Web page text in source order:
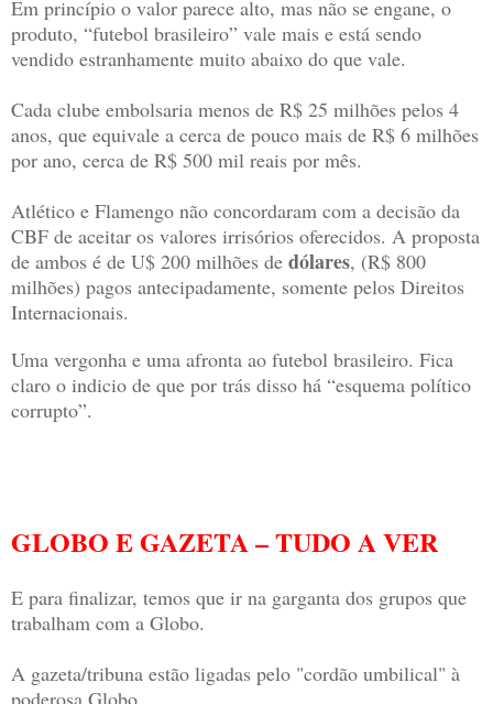
Em princípio o valor parece alto, mas não se engane, o
produto, “futebol brasileiro” vale mais e está sendo
vendido estranhamente muito abaixo do que vale.
Cada clube embolsaria menos de R$ 25 milhões pelos 4
anos, que equivale a cerca de pouco mais de R$ 6 milhões
por ano, cerca de R$ 500 mil reais por mês.
Atlético e Flamengo não concordaram com a decisão da
CBF de aceitar os valores irrisórios oferecidos. A proposta
de ambos é de U$ 200 milhões de dólares, (R$ 800
milhões) pagos antecipadamente, somente pelos Direitos
Internacionais.
Uma vergonha e uma afronta ao futebol brasileiro. Fica
claro o indicio de que por trás disso há “esquema político
corrupto”.
GLOBO E GAZETA – TUDO A VER
E para finalizar, temos que ir na garganta dos grupos que
trabalham com a Globo.
A gazeta/tribuna estão ligadas pelo "cordão umbilical" à
poderosa Globo.